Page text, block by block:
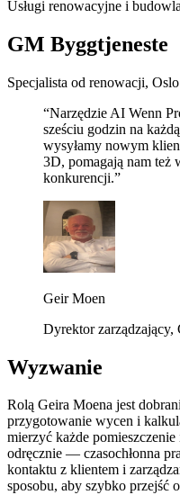
Usługi renowacyjne i
GM Byggtjeneste
Specjalista od renowacji, Oslo
“Narzędzie AI Wenn
sześciu godzin na
wysyłamy nowym
3D, pomagają nam też
konkurencji.”
Geir Moen
Dyrektor zarządzający,
Wyzwanie
Rolą Geira Moena jest
przygotowanie wycen i
mierzyć każde
odręcznie — czasochłonna
kontaktu z klientem i
sposobu, aby szybko przejść